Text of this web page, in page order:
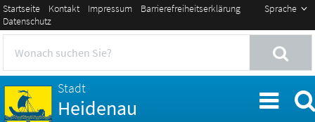
Sprache
Startseite Kontakt Impressum
Barrierefreiheitserklärung
Datenschutz
Stadt
Heidenau